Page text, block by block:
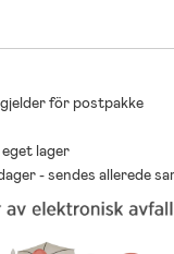
för postpakke
lager
- sendes allerede